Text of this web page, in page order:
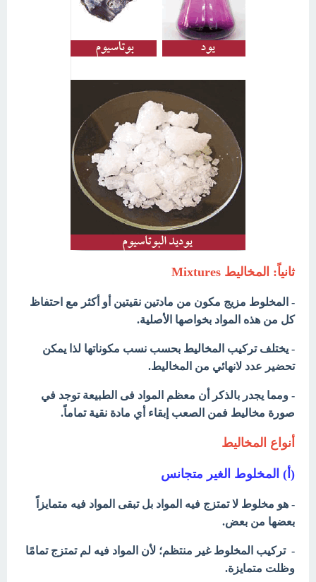
ثانياً: المخاليط Mixtures
- المخلوط مزيج مكون من مادتين نقيتين أو أكثر مع احتفاظ
كل من هذه المواد بخواصها الأصلية.
- يختلف تركيب المخاليط بحسب نسب مكوناتها لذا يمكن
تحضير عدد لانهائي من المخاليط.
- ومما يجدر بالذكر أن معظم المواد فى الطبيعة توجد في
صورة مخاليط فمن الصعب إبقاء أي مادة نقية تماماً.
أنواع المخاليط
(أ) المخلوط الغير متجانس
- هو مخلوط لا تمتزج فيه المواد بل تبقى المواد فيه متمايزاً
بعضها من بعض.
- تركيب المخلوط غير منتظم؛ لأن المواد فيه لم تمتزج تمامًا
وظلت متمايزة.